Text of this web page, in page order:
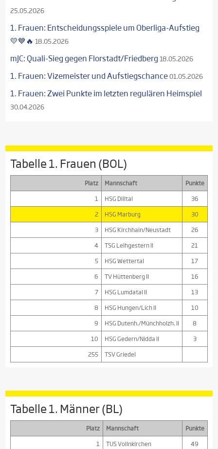
25.05.2026
1. Frauen: Entscheidungsspiele um Oberliga-Aufstieg
💛💙🔥 18.05.2026
mJC: Quali-Sieg gegen Florstadt/Friedberg 18.05.2026
1. Frauen: Vizemeister und Aufstiegschance01.05.2026
1. Frauen: Zwei Punkte im letzten regulären Heimspiel
30.04.2026
Tabelle 1. Frauen (BOL)
Platz Mannschaft
Punkte
1
HSG Dilltal
36
2
HSG Marburg
30
3
HSG Kirchhain/Neustadt
26
4
TSG Leihgestern II
21
5
HSG Wettertal
17
6
TV Hüttenberg II
16
7
HSG Lumdatal II
13
8
HSG Hungen/Lich II
10
9
HSG Dutenh./Münchholzh. II
8
10
HSG Gedern/Nidda II
3
255
TSV Griedel
Tabelle 1. Männer (BL)
Platz Mannschaft
Punkte
1
TUS Vollnkirchen
49